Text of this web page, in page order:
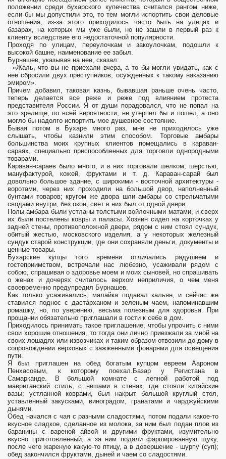
положении среди бухарского купечества считался рангом ниже,
если бы мы допустили это, то тем могли испортить свои деловые
отношения, из-за этого приходилось часто быть на улицах и
базарах, на которых мы уже были, но не зашли в первый раз к
клиенту вследствие его недостаточной популярности.
Проходя по улицам, переулочкам и закоулочкам, подошли к
высокой башне, наименование ее забыл.
Бурнашев, указывая на нее, сказал:
- «Жаль, что вы не приехали вчера, а то бы могли увидать, как с
нее сбросили двух преступников, осужденных к такому наказанию
эмиром».
Причем добавил, таковая казнь, бывавшая раньше очень часто,
теперь делается все реже и реже под влиянием протеста
представителя России. Я от души порадовался, что не попал на
это зрелище; по всей вероятности, не утерпел бы и пошел, а оно
могло бы надолго испортить мое душевное состояние.
Бывая потом в Бухаре много раз, мне не приходилось уже
слышать, чтобы казнили этим способом. Торговые амбары
большинства моих крупных клиентов помещались в караван-
сараях, специально приспособленных для торговли однородными
товарами.
Караван-сараев было много, и в них торговали шелком, шерстью,
мануфактурой, кожей, фруктами и т. д. Караван-сарай был
довольно большое здание, с широкими - восточной архитектуры -
воротами, через них проходили на большой двор, наполненный
бунтами товаров; кругом же двора шли амбары со стрельчатыми
сводами внутри, без окон, свет в них был от одной двери.
Полы амбара были устланы толстыми войлочными матами, и сверх
их были постелены ковры и паласы. Хозяин сидел на корточках у
задней стены, противоположной двери, рядом с ним стоял сундук,
обитый жестью, московского изделия, а у некоторых железный
сундук старой конструкции, где они сохраняли деньги, документы и
ценные товары.
Бухарские купцы того времени отличались радушием и
гостеприимством, встречали нас любезно, усаживали рядом с
собою, спрашивая о здоровье моем и моих сыновей, но спрашивать
о женах и дочерях считалось верхом неприличия, о чем меня
своевременно предупредил Бурнашев.
Как только усаживались, малайка подавал кальян, и сейчас же
ставился поднос с дастарханом и зеленым чаем, напоминавшим
ромашку, но, по уверению, весьма полезным для здоровья. При
прощании обязательно приглашали в гости к себе в дом.
Приходилось принимать такое приглашение, чтобы упрочить с ними
свои хорошие отношения, то тогда они лично приезжали за мной на
своих лошадях или извозчиках и таким образом отвозили до дому в
сопровождении верховых с зажженными фонарями для освещения
пути.
Я был приглашен на обед богатым купцом евреем Аароном
Пенхасовым, к которому поехал.Базар у Регистана в
Самарканде. В большой комнате с лепной работой под
мавританский стиль, с нишами в стенах, где стояли китайские
вазы; устланной коврами, был накрыт большой круглый стол,
уставленный закусками, виноградом, гранатами и чарджуйскими
дынями.
Обед начался с чая с разными сладостями, потом подали какое-то
вкусное сладкое, сделанное из молока, за ним был подан плов из
баранины с вареной айвой и другими фруктами, изумительно
вкусно приготовленный, а за ним подали фаршированную щуку,
после чего жареную какую-то птицу, а в довершение - шурпу (суп);
обед закончился фруктами, дыней и чаем со сладостями.